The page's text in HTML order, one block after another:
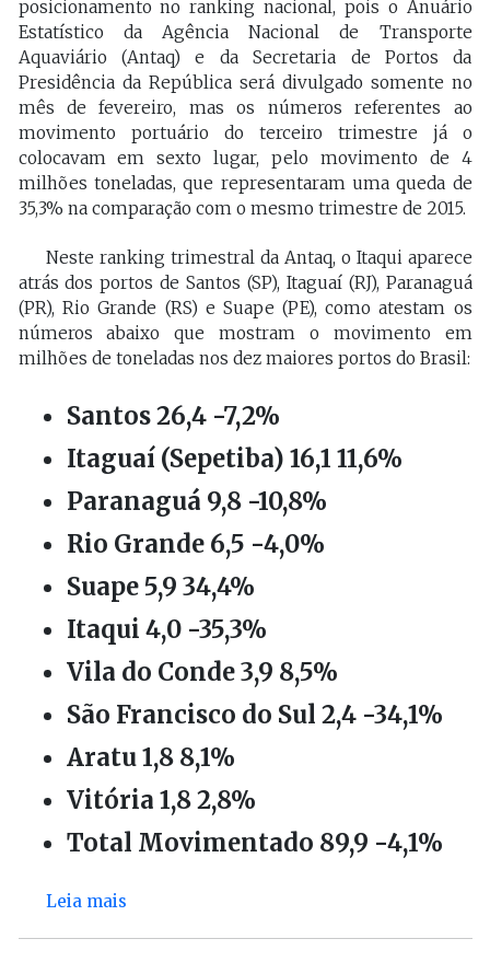
posicionamento no ranking nacional, pois o Anuário
Estatístico da Agência Nacional de Transporte
Aquaviário (Antaq) e da Secretaria de Portos da
Presidência da República será divulgado somente no
mês de fevereiro, mas os números referentes ao
movimento portuário do terceiro trimestre já o
colocavam em sexto lugar, pelo movimento de 4
milhões toneladas, que representaram uma queda de
35,3% na comparação com o mesmo trimestre de 2015.
Neste ranking trimestral da Antaq, o Itaqui aparece
atrás dos portos de Santos (SP), Itaguaí (RJ), Paranaguá
(PR), Rio Grande (RS) e Suape (PE), como atestam os
números abaixo que mostram o movimento em
milhões de toneladas nos dez maiores portos do Brasil:
Santos 26,4 -7,2%
Itaguaí (Sepetiba) 16,1 11,6%
Paranaguá 9,8 -10,8%
Rio Grande 6,5 -4,0%
Suape 5,9 34,4%
Itaqui 4,0 -35,3%
Vila do Conde 3,9 8,5%
São Francisco do Sul 2,4 -34,1%
Aratu 1,8 8,1%
Vitória 1,8 2,8%
Total Movimentado 89,9 -4,1%
Leia mais